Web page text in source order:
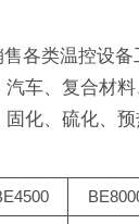
各类温控设
车、复合材
化、硫化、